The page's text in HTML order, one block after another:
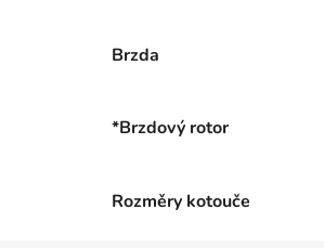
Brzda
*Brzdový rotor
Rozměry kotouče